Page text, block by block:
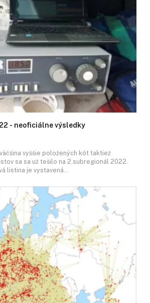
- neoficiálne výsledky
vyššie položených kót taktiež
sa sa už tešilo na 2.subregionál 2022.
listina je vystavená…